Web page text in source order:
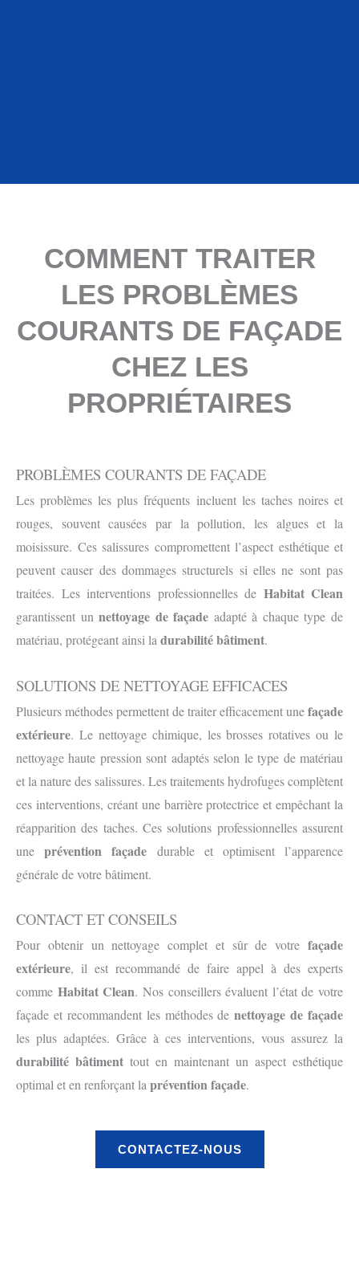
COMMENT TRAITER
LES PROBLÈMES
COURANTS DE FAÇADE
CHEZ LES
PROPRIÉTAIRES
PROBLÈMES COURANTS DE FAÇADE
Les problèmes les plus fréquents incluent les taches noires et
rouges, souvent causées par la pollution, les algues et la
moisissure. Ces salissures compromettent l’aspect esthétique et
peuvent causer des dommages structurels si elles ne sont pas
traitées. Les interventions professionnelles de Habitat Clean
garantissent unnettoyage de façade adapté à chaque type de
matériau, protégeant ainsi la durabilité bâtiment.
SOLUTIONS DE NETTOYAGE EFFICACES
Plusieurs méthodes permettent de traiter efficacement unefaçade
extérieure. Le nettoyage chimique, les brosses rotatives ou le
nettoyage haute pression sont adaptés selon le type de matériau
et la nature des salissures. Les traitements hydrofuges complètent
ces interventions, créant une barrière protectrice et empêchant la
réapparition des taches. Ces solutions professionnelles assurent
uneprévention façade durable et optimisent l’apparence
générale de votre bâtiment.
CONTACT ET CONSEILS
Pour obtenir un nettoyage complet et sûr de votre façade
extérieure, il est recommandé de faire appel à des experts
comme Habitat Clean. Nos conseillers évaluent l’état de votre
façade et recommandent les méthodes denettoyage de façade
les plus adaptées. Grâce à ces interventions, vous assurez la
durabilité bâtiment tout en maintenant un aspect esthétique
optimal et en renforçant la prévention façade.
CONTACTEZ-NOUS